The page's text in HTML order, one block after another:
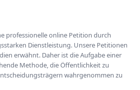
professionelle online Petition durch
Dienstleistung. Unsere Petitionen
erwähnt. Daher ist die Aufgabe einer
Methode, die Öffentlichkeit zu
wahrgenommen zu